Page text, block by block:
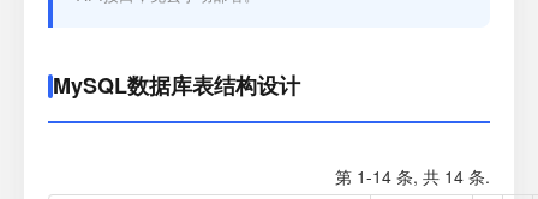
MySQL数据库表结构设计
第 1-14 条, 共 14 条.